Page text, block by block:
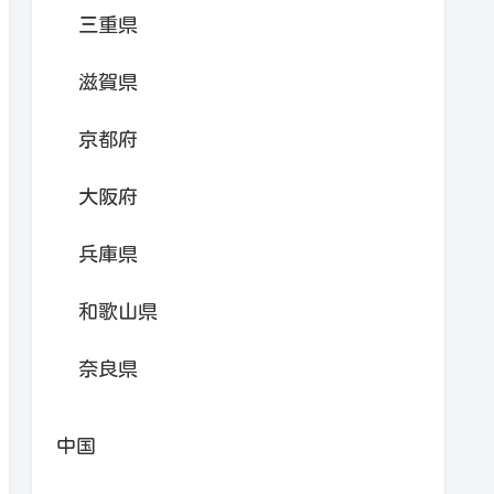
三重県
滋賀県
京都府
大阪府
兵庫県
和歌山県
奈良県
中国